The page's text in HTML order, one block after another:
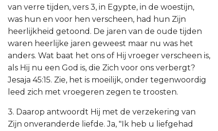
van verre tijden, vers 3, in Egypte, in de woestijn,
was hun en voor hen verscheen, had hun Zijn
heerlijkheid getoond. De jaren van de oude tijden
waren heerlijke jaren geweest maar nu was het
anders. Wat baat het ons of Hij vroeger verscheen is,
als Hij nu een God is, die Zich voor ons verbergt?
Jesaja 45:15. Zie, het is moeilijk, onder tegenwoordig
leed zich met vroegeren zegen te troosten.
3. Daarop antwoordt Hij met de verzekering van
Zijn onveranderde liefde. Ja, "Ik heb u liefgehad